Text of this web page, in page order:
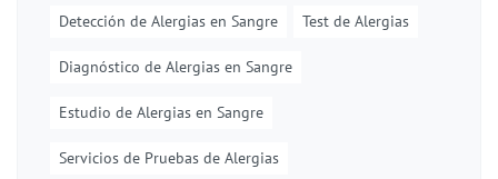
Detección de Alergias en Sangre Test de Alergias
Diagnóstico de Alergias en Sangre
Estudio de Alergias en Sangre
Servicios de Pruebas de Alergias